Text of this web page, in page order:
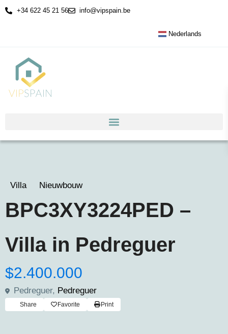
+34 622 45 21 56 info@vipspain.be
Nederlands
Villa Nieuwbouw
BPC3XY3224PED –
Villa in Pedreguer
$2.400.000
Pedreguer, Pedreguer
Share Favorite Print